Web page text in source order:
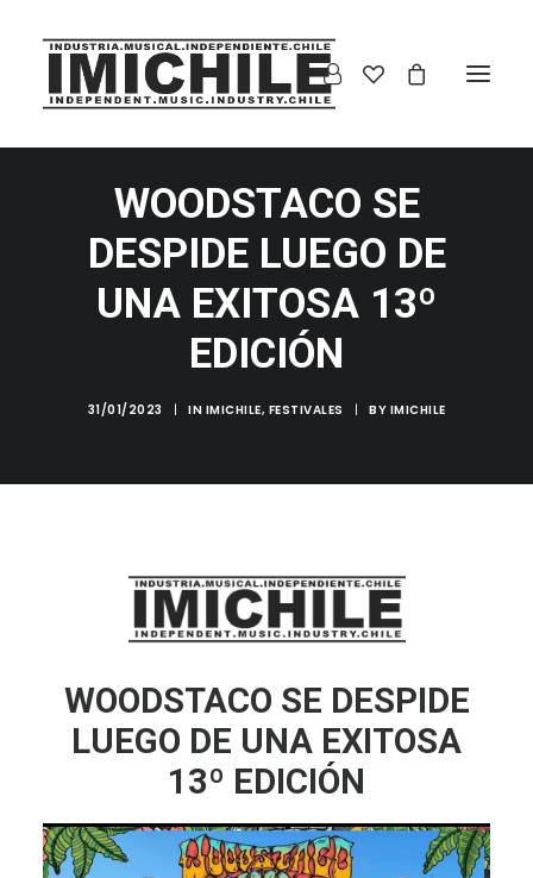
WOODSTACO SE
DESPIDE LUEGO DE
UNA EXITOSA 13º
EDICIÓN
31/01/2023 | IN IMICHILE, FESTIVALES | BY IMICHILE
WOODSTACO SE DESPIDE
LUEGO DE UNA EXITOSA
13º EDICIÓN